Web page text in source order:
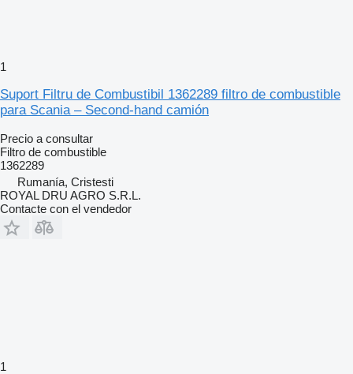
1
Suport Filtru de Combustibil 1362289 filtro de combustible
para Scania – Second-hand camión
Precio a consultar
Filtro de combustible
1362289
Rumanía, Cristesti
ROYAL DRU AGRO S.R.L.
Contacte con el vendedor
1